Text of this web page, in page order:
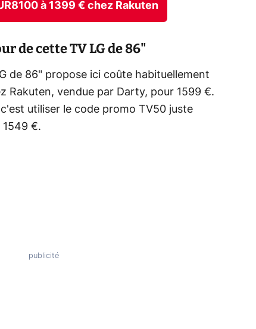
à 1399 € chez Rakuten
de cette TV LG de 86"
de 86" propose ici coûte habituellement
Rakuten, vendue par Darty, pour 1599 €.
utiliser le code promo TV50 juste
1549 €.